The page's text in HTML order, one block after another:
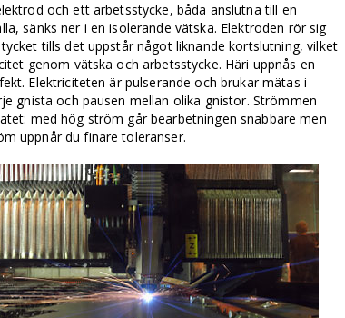
och ett arbetsstycke, båda anslutna till en
sänks ner i en isolerande vätska. Elektroden rör sig
tills det uppstår något liknande kortslutning, vilket
genom vätska och arbetsstycke. Häri uppnås en
Elektriciteten är pulserande och brukar mätas i
gnista och pausen mellan olika gnistor. Strömmen
med hög ström går bearbetningen snabbare men
uppnår du finare toleranser.